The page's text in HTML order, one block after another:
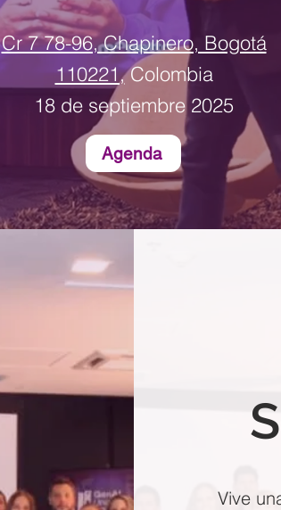
Cr 7 78-96, Chapinero, Bogotá
110221,Colombia
18 de septiembre 2025
Agenda
Vive